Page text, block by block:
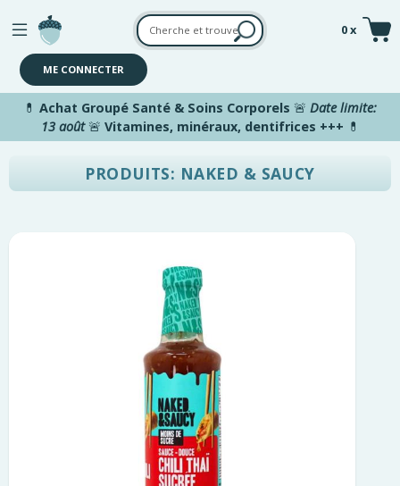
Aller au contenu principal
0 x
ME CONNECTER
💊 Achat Groupé Santé & Soins Corporels 🚨 Date limite:
13 août🚨 Vitamines, minéraux, dentifrices +++ 💊
PRODUITS: NAKED & SAUCY